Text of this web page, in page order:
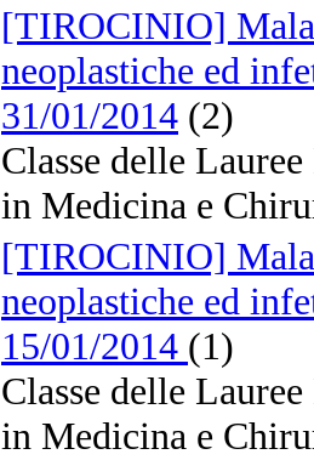
[TIROCINIO]
neoplastiche ed
31/01/2014 (2)
Classe delle
in Medicina e
[TIROCINIO]
neoplastiche ed
15/01/2014 (1)
Classe delle
in Medicina e